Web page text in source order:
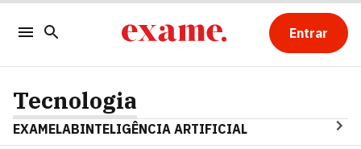
Entrar
Tecnologia
EXAMELABINTELIGÊNCIA ARTIFICIAL